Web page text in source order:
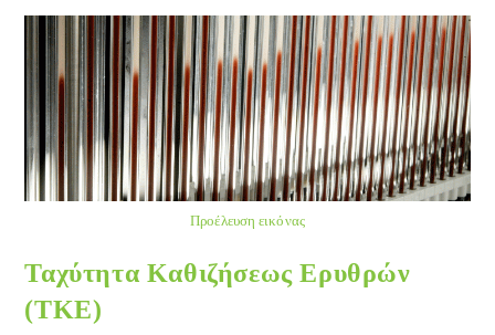
Προέλευση εικόνας
Ταχύτητα Καθιζήσεως Ερυθρών
(ΤΚΕ)